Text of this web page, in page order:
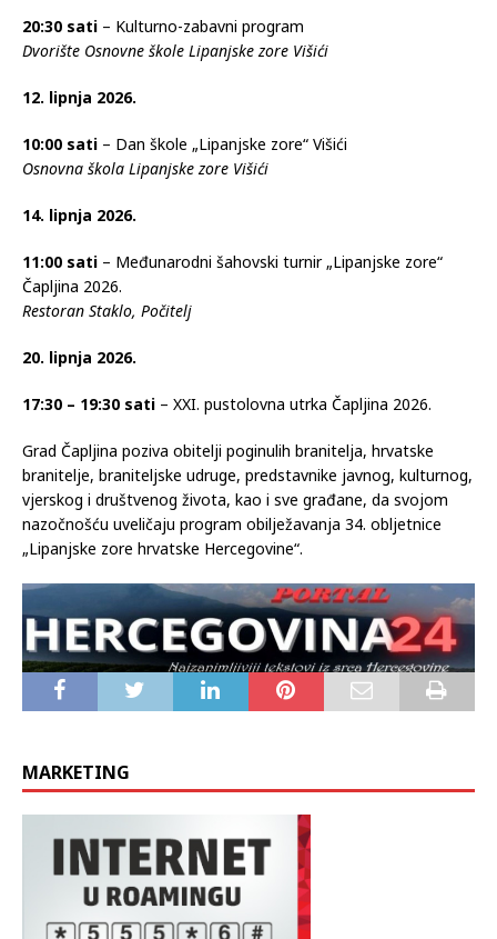
20:30 sati – Kulturno-zabavni program
Dvorište Osnovne škole Lipanjske zore Višići
12. lipnja 2026.
10:00 sati – Dan škole „Lipanjske zore“ Višići
Osnovna škola Lipanjske zore Višići
14. lipnja 2026.
11:00 sati – Međunarodni šahovski turnir „Lipanjske zore“
Čapljina 2026.
Restoran Staklo, Počitelj
20. lipnja 2026.
17:30 – 19:30 sati – XXI. pustolovna utrka Čapljina 2026.
Grad Čapljina poziva obitelji poginulih branitelja, hrvatske
branitelje, braniteljske udruge, predstavnike javnog, kulturnog,
vjerskog i društvenog života, kao i sve građane, da svojom
nazočnošću uveličaju program obilježavanja 34. obljetnice
„Lipanjske zore hrvatske Hercegovine“.
MARKETING